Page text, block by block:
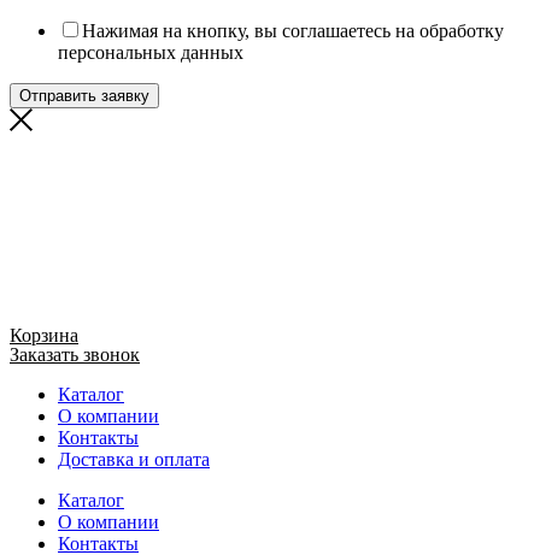
Нажимая на кнопку, вы соглашаетесь на обработку
персональных данных
Отправить заявку
Корзина
Заказать звонок
Каталог
О компании
Контакты
Доставка и оплата
Каталог
О компании
Контакты